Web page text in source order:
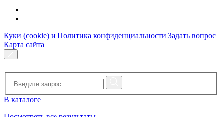
Куки (cookie) и Политика конфиденциальности Задать вопрос
Карта сайта
В каталоге